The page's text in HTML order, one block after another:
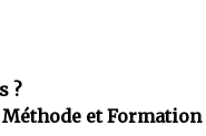
?
et Formation